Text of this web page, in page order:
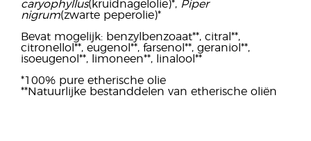
caryophyllus(kruidnagelolie)*, Piper
nigrum(zwarte peperolie)*
Bevat mogelijk: benzylbenzoaat**, citral**,
citronellol**, eugenol**, farsenol**, geraniol**,
isoeugenol**, limoneen**, linalool**
*100% pure etherische olie
**Natuurlijke bestanddelen van etherische oliën